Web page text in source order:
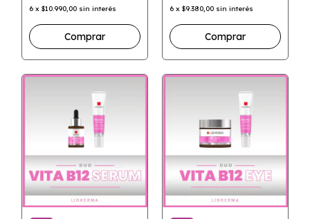
6 x $10.990,00 sin interés 6 x $9.380,00 sin interés